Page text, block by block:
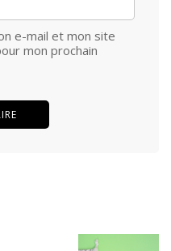
e-mail et mon site
mon prochain